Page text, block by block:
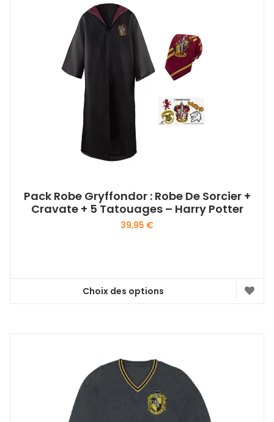
Pack Robe Gryffondor : Robe De Sorcier +
Cravate + 5 Tatouages – Harry Potter
39,95 €
Choix des options
Ce
variations.
Les
options
peuvent
être